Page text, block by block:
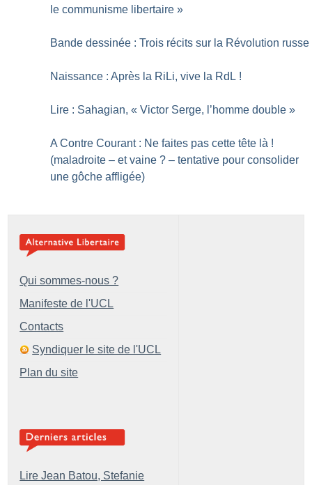
le communisme libertaire »
Bande dessinée : Trois récits sur la Révolution russe
Naissance : Après la RiLi, vive la RdL !
Lire : Sahagian, « Victor Serge, l’homme double »
A Contre Courant : Ne faites pas cette tête là !
(maladroite – et vaine ? – tentative pour consolider
une gôche affligée)
Qui sommes-nous ?
Manifeste de l'UCL
Contacts
Syndiquer le site de l'UCL
Plan du site
Lire Jean Batou, Stefanie